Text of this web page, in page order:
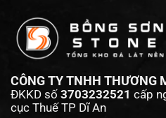
CÔNG TY TNHH THƯƠNG
ĐKKD số 3703232521 cấp
cục Thuế TP Dĩ An